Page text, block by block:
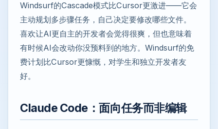
Windsurf的Cascade模式比Cursor更激进——它会
主动规划多步骤任务，自己决定要修改哪些文件。
喜欢让AI更自主的开发者会觉得很爽，但也意味着
有时候AI会改动你没预料到的地方。Windsurf的免
费计划比Cursor更慷慨，对学生和独立开发者友
好。
Claude Code：面向任务而非编辑